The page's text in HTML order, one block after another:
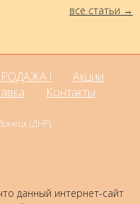
все статьи
!
Акции
Контакты
(ДНР)
данный интернет-сайт